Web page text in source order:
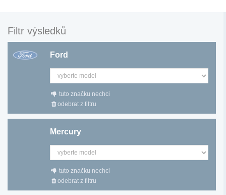
Filtr výsledků
Ford
tuto značku nechci
odebrat z filtru
Mercury
tuto značku nechci
odebrat z filtru